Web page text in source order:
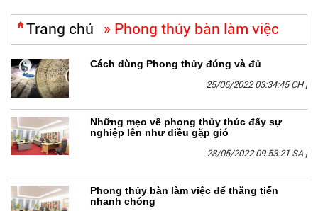
Trang chủ » Phong thủy bàn làm việc
Cách dùng Phong thủy đúng và đủ
25/06/2022 03:34:45 CH|
Những mẹo về phong thủy thúc đẩy sự
nghiệp lên như diều gặp gió
28/05/2022 09:53:21 SA |
Phong thủy bàn làm việc để thăng tiến
nhanh chóng